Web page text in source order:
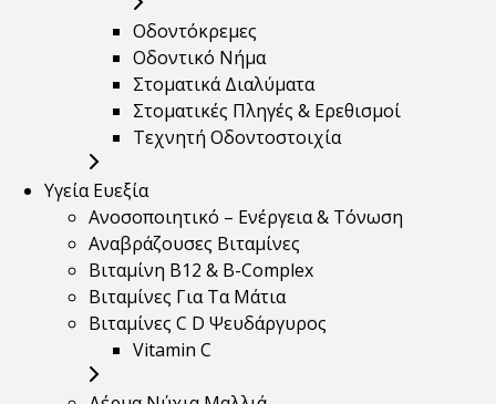
Οδοντόκρεμες
Οδοντικό Νήμα
Στοματικά Διαλύματα
Στοματικές Πληγές & Ερεθισμοί
Τεχνητή Οδοντοστοιχία
Υγεία Ευεξία
Ανοσοποιητικό – Ενέργεια & Τόνωση
Αναβράζουσες Βιταμίνες
Βιταμίνη B12 & Β-Complex
Βιταμίνες Για Τα Μάτια
Βιταμίνες C D Ψευδάργυρος
Vitamin C